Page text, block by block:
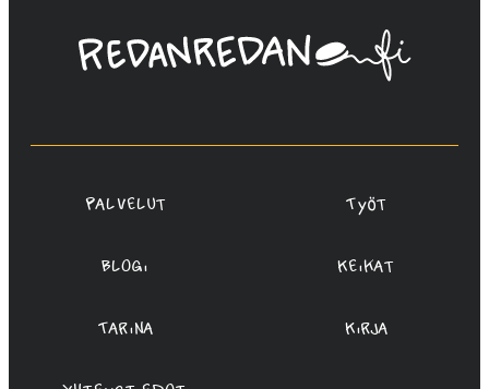
Linda
Saukko-
Oy
Palvelut Työt
Blogi Keikat
Tarina Kirja